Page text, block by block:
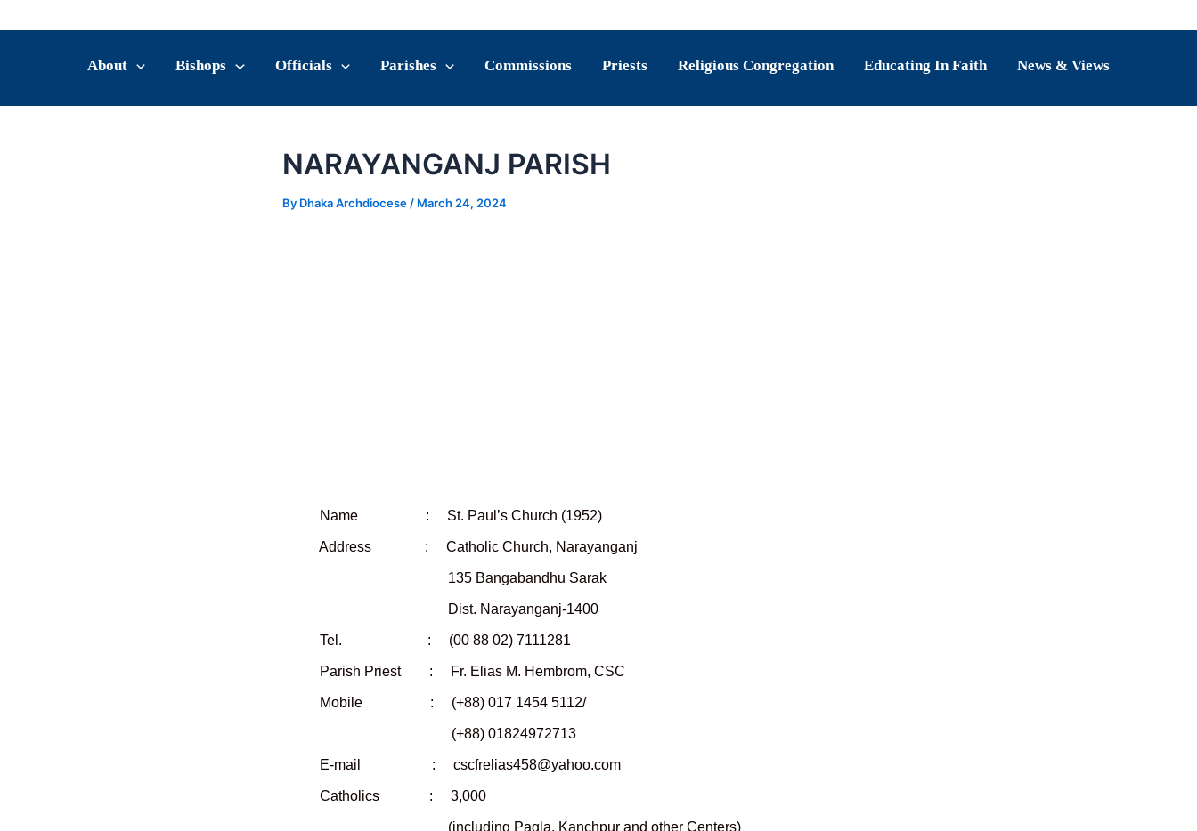
to
About Bishops Officials Parishes Commissions Priests Religious Congregation Educating In Faith News & Views
NARAYANGANJ PARISH
By Dhaka Archdiocese / March 24, 2024
Name : St. Paul’s Church (1952)
Address : Catholic Church, Narayanganj
135 Bangabandhu Sarak
Dist. Narayanganj-1400
Tel. : (00 88 02) 7111281
Parish Priest : Fr. Elias M. Hembrom, CSC
Mobile : (+88) 017 1454 5112/
(+88) 01824972713
E-mail : cscfrelias458@yahoo.com
Catholics : 3,000
(including Pagla, Kanchpur and other Centers)
navigation